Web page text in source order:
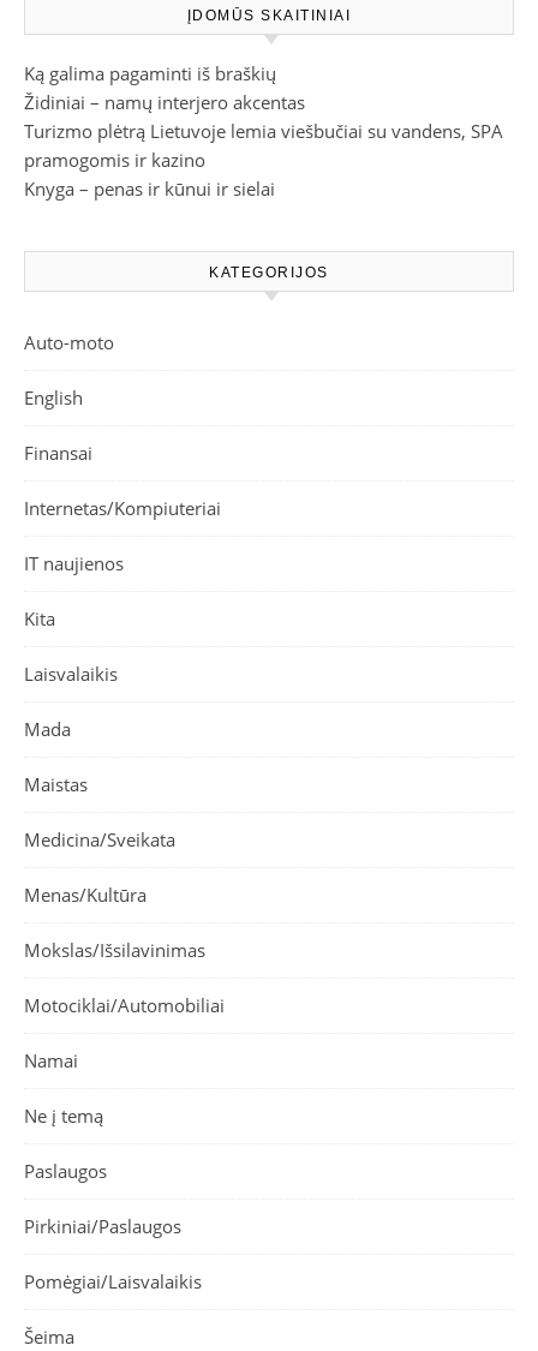
ĮDOMŪS SKAITINIAI
Ką galima pagaminti iš braškių
Židiniai – namų interjero akcentas
Turizmo plėtrą Lietuvoje lemia viešbučiai su vandens, SPA
pramogomis ir kazino
Knyga – penas ir kūnui ir sielai
KATEGORIJOS
Auto-moto
English
Finansai
Internetas/Kompiuteriai
IT naujienos
Kita
Laisvalaikis
Mada
Maistas
Medicina/Sveikata
Menas/Kultūra
Mokslas/Išsilavinimas
Motociklai/Automobiliai
Namai
Ne į temą
Paslaugos
Pirkiniai/Paslaugos
Pomėgiai/Laisvalaikis
Šeima